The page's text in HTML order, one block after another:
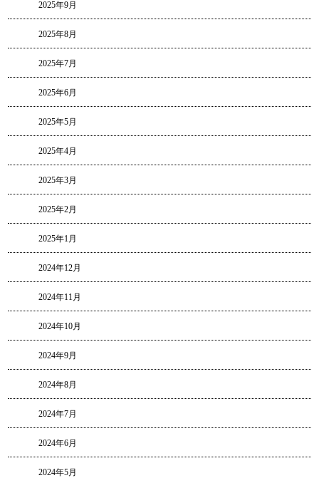
2025年9月
2025年8月
2025年7月
2025年6月
2025年5月
2025年4月
2025年3月
2025年2月
2025年1月
2024年12月
2024年11月
2024年10月
2024年9月
2024年8月
2024年7月
2024年6月
2024年5月